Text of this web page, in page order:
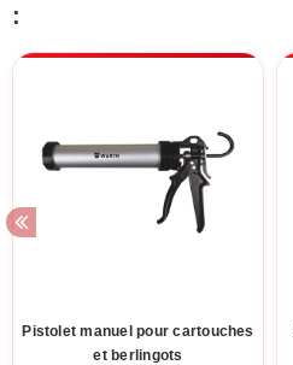
:
Pistolet manuel pour cartouches
et berlingots